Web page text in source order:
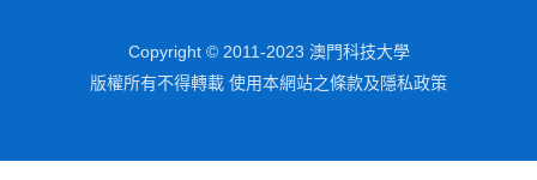
Copyright © 2011-2023 澳門科技大學
版權所有不得轉載 使用本網站之條款及隱私政策